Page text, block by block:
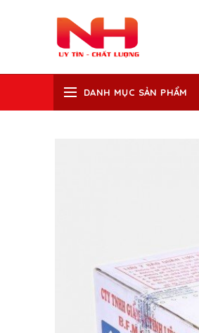
DANH MỤC SẢN PHẨM